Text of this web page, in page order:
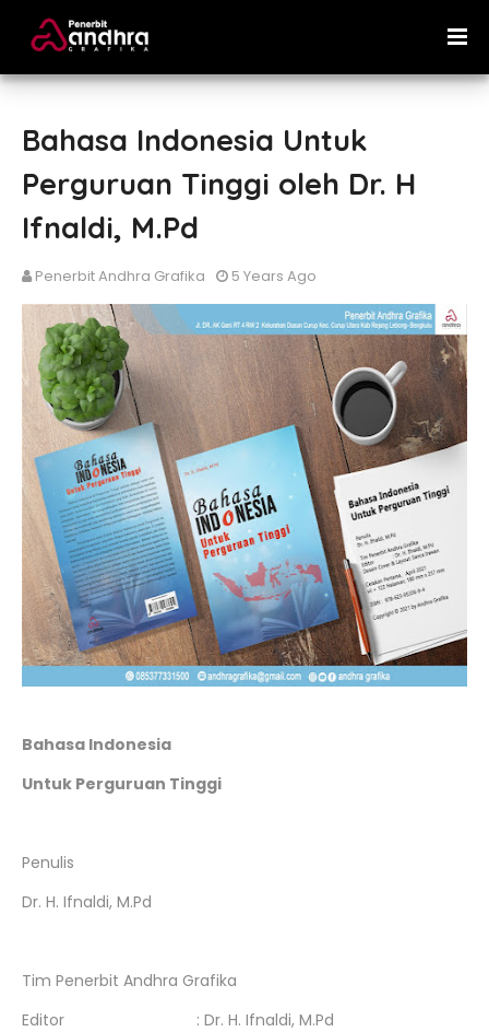
Bahasa Indonesia Untuk
Perguruan Tinggi oleh Dr. H
Ifnaldi, M.Pd
Penerbit Andhra Grafika 5 Years Ago
Bahasa Indonesia
Untuk Perguruan Tinggi
Penulis
Dr. H. Ifnaldi, M.Pd
Tim Penerbit Andhra Grafika
Editor
: Dr. H. Ifnaldi, M.Pd